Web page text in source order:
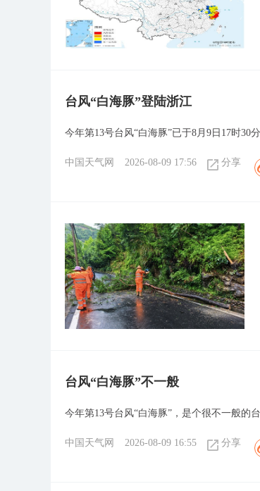
台风“白海豚”登陆浙江
今年第13号台风“白海豚”已于8月9日17时30
中国天气网 2026-08-09 17:56 分享
台风“白海豚”不一般
今年第13号台风“白海豚”，是个很不一般的
中国天气网 2026-08-09 16:55 分享